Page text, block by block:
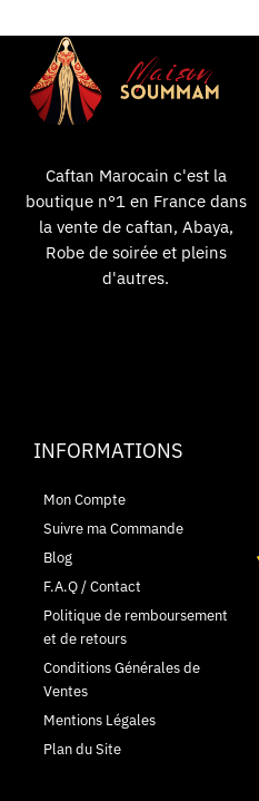
Caftan Marocain c'est la
boutique n°1 en France dans
la vente de caftan, Abaya,
Robe de soirée et pleins
d'autres.
INFORMATIONS
Mon Compte
Suivre ma Commande
Blog
F.A.Q / Contact
Politique de remboursement
et de retours
Conditions Générales de
Ventes
Mentions Légales
Plan du Site